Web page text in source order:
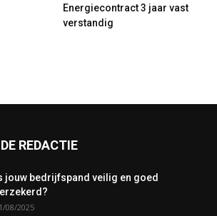
Energiecontract 3 jaar vast
verstandig
REDACTIE
jouw bedrijfspand veilig en goed
08/2025